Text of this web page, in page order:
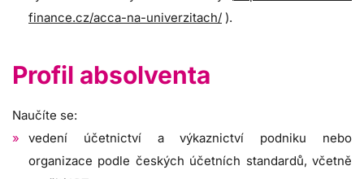
finance.cz/acca-na-univerzitach/ ).
Profil absolventa
Naučíte se:
vedení účetnictví a výkaznictví podniku nebo
organizace podle českých účetních standardů, včetně